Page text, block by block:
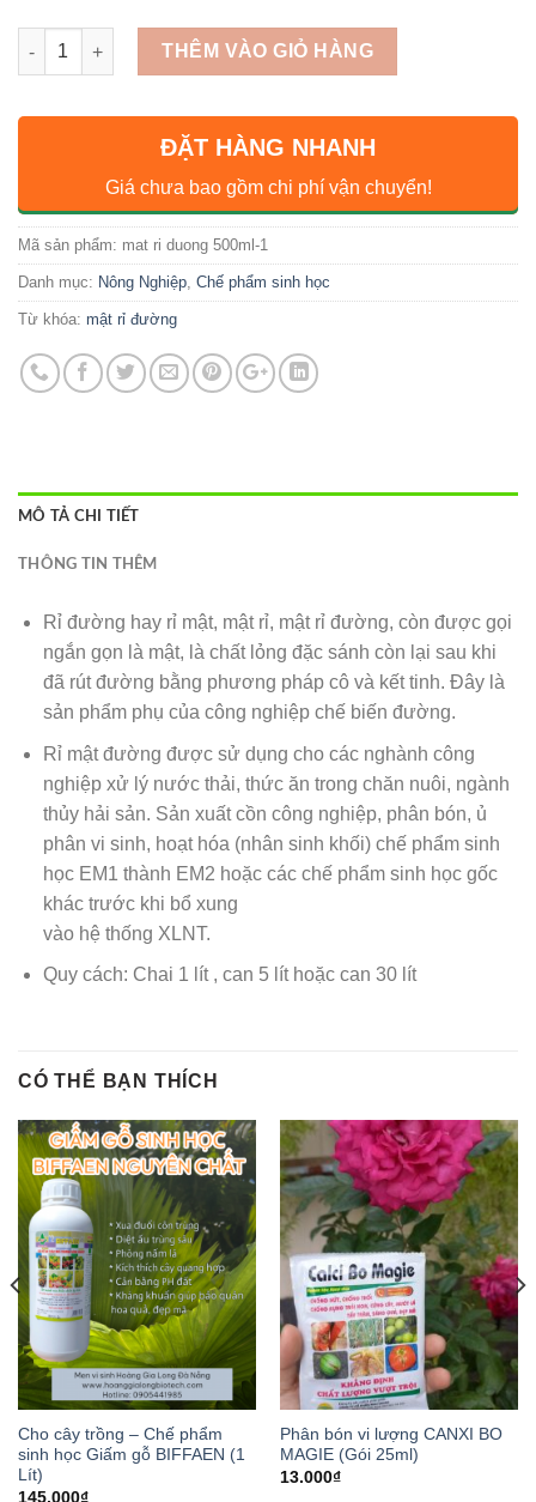
Số lượng THÊM VÀO GIỎ HÀNG
ĐẶT HÀNG NHANH
Giá chưa bao gồm chi phí vận chuyển!
Mã sản phẩm: mat ri duong 500ml-1
Danh mục: Nông Nghiệp, Chế phẩm sinh học
Từ khóa: mật rỉ đường
MÔ TẢ CHI TIẾT
THÔNG TIN THÊM
Rỉ đường hay rỉ mật, mật rỉ, mật rỉ đường, còn được gọi
ngắn gọn là mật, là chất lỏng đặc sánh còn lại sau khi
đã rút đường bằng phương pháp cô và kết tinh. Đây là
sản phẩm phụ của công nghiệp chế biến đường.
Rỉ mật đường được sử dụng cho các nghành công
nghiệp xử lý nước thải, thức ăn trong chăn nuôi, ngành
thủy hải sản. Sản xuất cồn công nghiệp, phân bón, ủ
phân vi sinh, hoạt hóa (nhân sinh khối) chế phẩm sinh
học EM1 thành EM2 hoặc các chế phẩm sinh học gốc
khác trước khi bổ xung
vào hệ thống XLNT.
Quy cách: Chai 1 lít , can 5 lít hoặc can 30 lít
CÓ THỂ BẠN THÍCH
Cho cây trồng – Chế phẩm
sinh học Giấm gỗ BIFFAEN (1
Lít)
145.000₫
Phân bón vi lượng CANXI BO
MAGIE (Gói 25ml)
13.000₫